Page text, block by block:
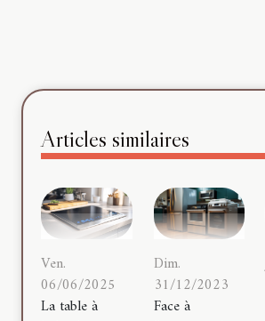
Articles similaires
Ven.
06/06/2025
La table à
Dim.
31/12/2023
Face à